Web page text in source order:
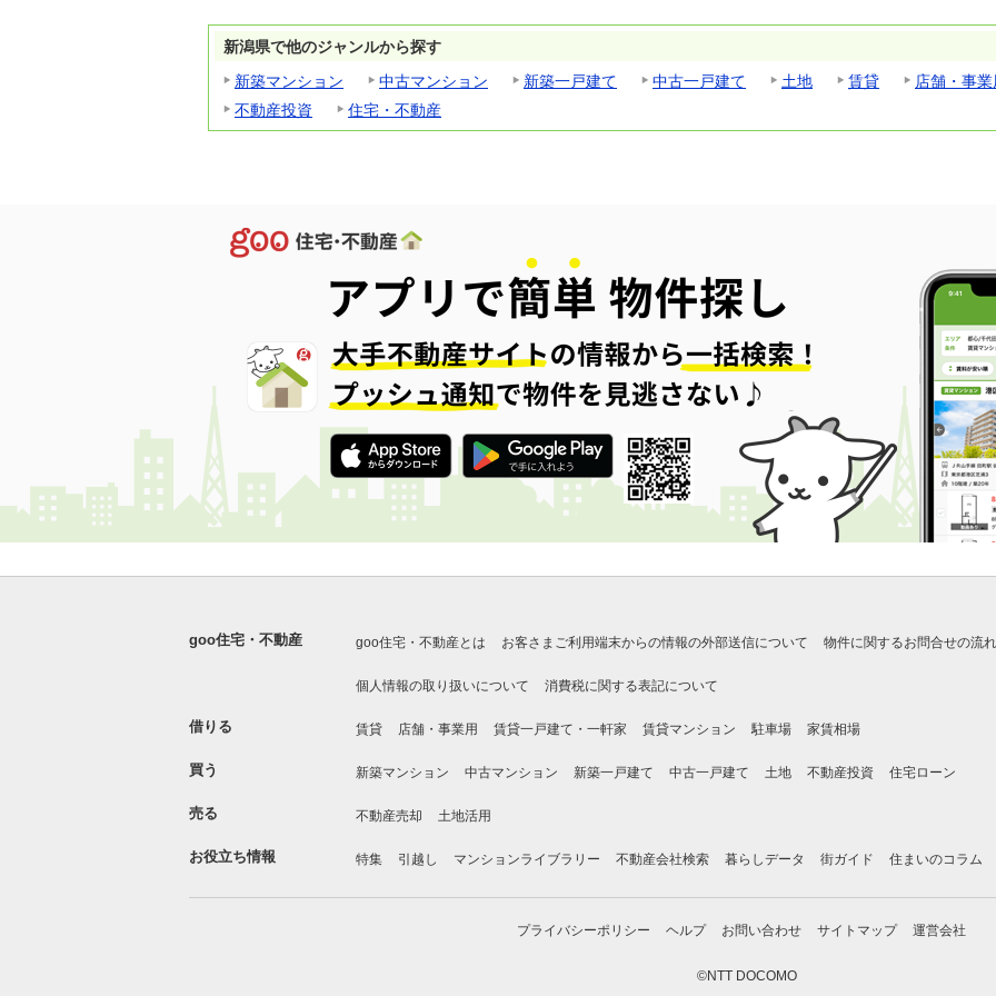
新潟県で他のジャンルから探す
新築マンション
中古マンション 新築一戸建て 中古一戸建て 土地 賃貸
店舗・事業
不動産投資
住宅・不動産
goo住宅・不動産 goo住宅・不動産とは お客さまご利用端末からの情報の外部送信について 物件に関するお問合せの流れ
個人情報の取り扱いについて 消費税に関する表記について
借りる 賃貸 店舗・事業用 賃貸一戸建て・一軒家 賃貸マンション 駐車場 家賃相場
買う 新築マンション 中古マンション 新築一戸建て 中古一戸建て 土地 不動産投資 住宅ローン
売る 不動産売却 土地活用
お役立ち情報 特集 引越し マンションライブラリー 不動産会社検索 暮らしデータ 街ガイド 住まいのコラム
プライバシーポリシー ヘルプ お問い合わせ サイトマップ 運営会社
©NTT DOCOMO